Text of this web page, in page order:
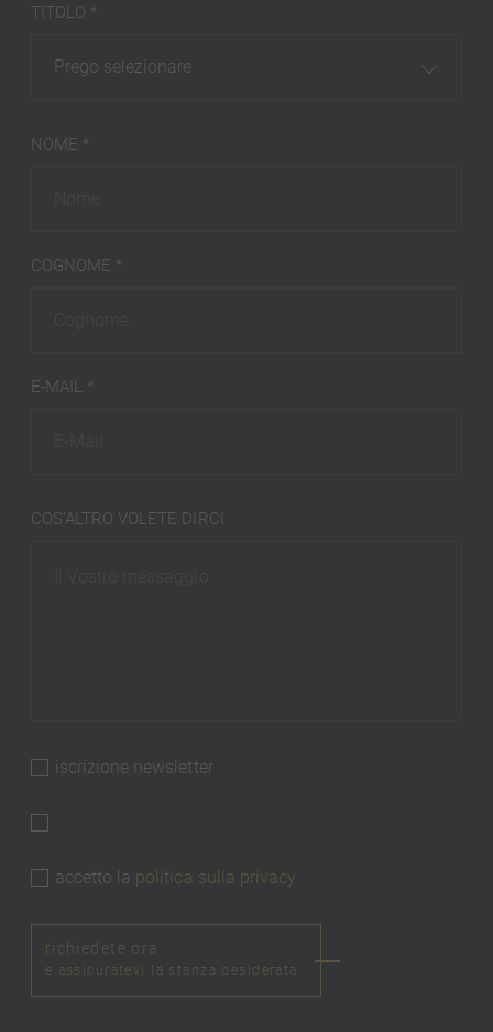
TITOLO *
Prego selezionare
NOME *
COGNOME *
E-MAIL *
COS'ALTRO VOLETE DIRCI
iscrizione newsletter
accetto la politica sulla privacy
richiedete ora
e assicuratevi la stanza desiderata